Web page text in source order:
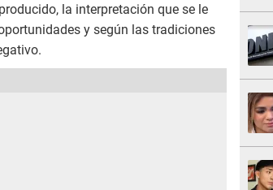
la interpretación que se le
y según las tradiciones